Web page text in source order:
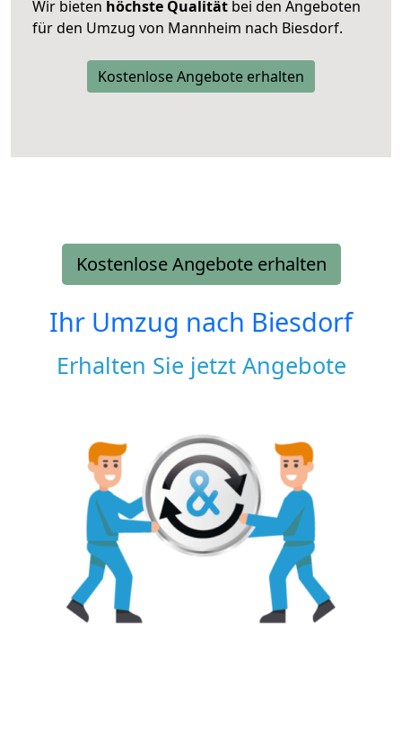
Wir bieten höchste Qualität bei den Angeboten
für den Umzug von Mannheim nach Biesdorf.
Kostenlose Angebote erhalten
Kostenlose Angebote erhalten
Ihr Umzug nach Biesdorf
Erhalten Sie jetzt Angebote